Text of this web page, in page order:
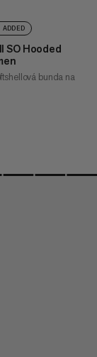
SO Hooded
bunda na